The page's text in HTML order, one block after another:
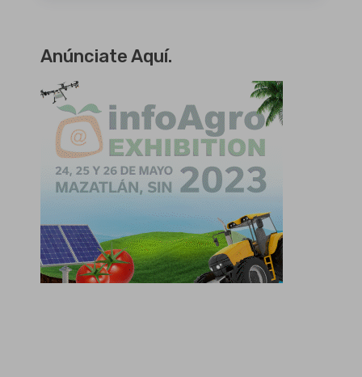
Anúnciate Aquí.